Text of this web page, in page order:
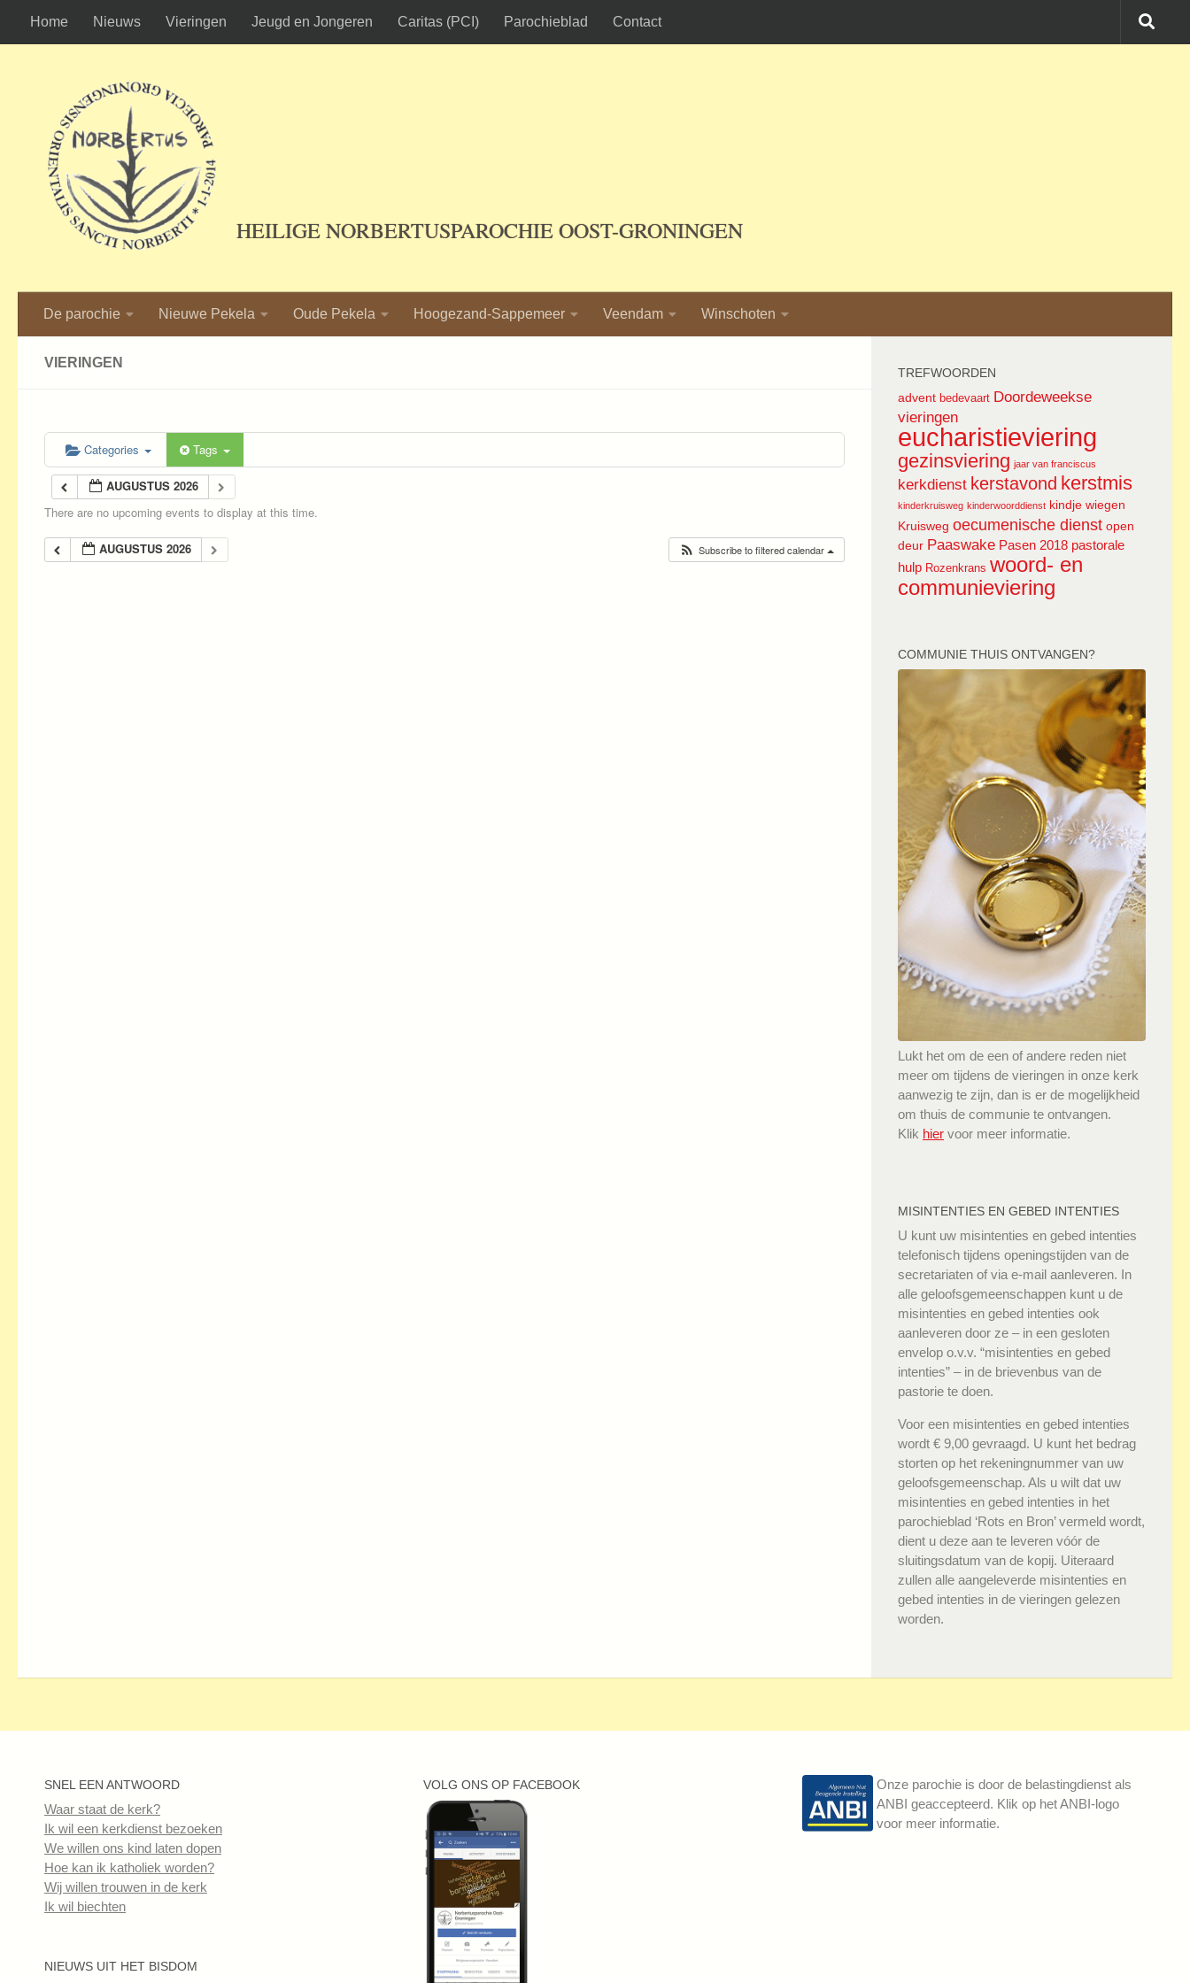
Ga naar de inhoud
Home Nieuws Vieringen Jeugd en Jongeren Caritas (PCI) Parochieblad Contact
HEILIGE NORBERTUSPAROCHIE OOST-GRONINGEN
De parochie Nieuwe Pekela Oude Pekela Hoogezand-Sappemeer Veendam Winschoten
VIERINGEN
Categories Tags
AUGUSTUS 2026
There are no upcoming events to display at this time.
AUGUSTUS 2026 Subscribe to filtered calendar
TREFWOORDEN
advent bedevaart Doordeweekse
vieringen
eucharistieviering
gezinsviering jaar van franciscus
kerkdienst kerstavond kerstmis
kinderkruisweg kinderwoorddienst kindje wiegen
Kruisweg oecumenische dienst open
deur Paaswake Pasen 2018 pastorale
hulp Rozenkrans woord- en
communieviering
COMMUNIE THUIS ONTVANGEN?
Lukt het om de een of andere reden niet
meer om tijdens de vieringen in onze kerk
aanwezig te zijn, dan is er de mogelijkheid
om thuis de communie te ontvangen.
Klik hier voor meer informatie.
MISINTENTIES EN GEBED INTENTIES
U kunt uw misintenties en gebed intenties
telefonisch tijdens openingstijden van de
secretariaten of via e-mail aanleveren. In
alle geloofsgemeenschappen kunt u de
misintenties en gebed intenties ook
aanleveren door ze – in een gesloten
envelop o.v.v. “misintenties en gebed
intenties” – in de brievenbus van de
pastorie te doen.
Voor een misintenties en gebed intenties
wordt € 9,00 gevraagd. U kunt het bedrag
storten op het rekeningnummer van uw
geloofsgemeenschap. Als u wilt dat uw
misintenties en gebed intenties in het
parochieblad ‘Rots en Bron’ vermeld wordt,
dient u deze aan te leveren vóór de
sluitingsdatum van de kopij. Uiteraard
zullen alle aangeleverde misintenties en
gebed intenties in de vieringen gelezen
worden.
SNEL EEN ANTWOORD
Waar staat de kerk?
Ik wil een kerkdienst bezoeken
We willen ons kind laten dopen
Hoe kan ik katholiek worden?
Wij willen trouwen in de kerk
Ik wil biechten
NIEUWS UIT HET BISDOM
VOLG ONS OP FACEBOOK
Onze parochie is door de belastingdienst als
ANBI geaccepteerd. Klik op het ANBI-logo
voor meer informatie.